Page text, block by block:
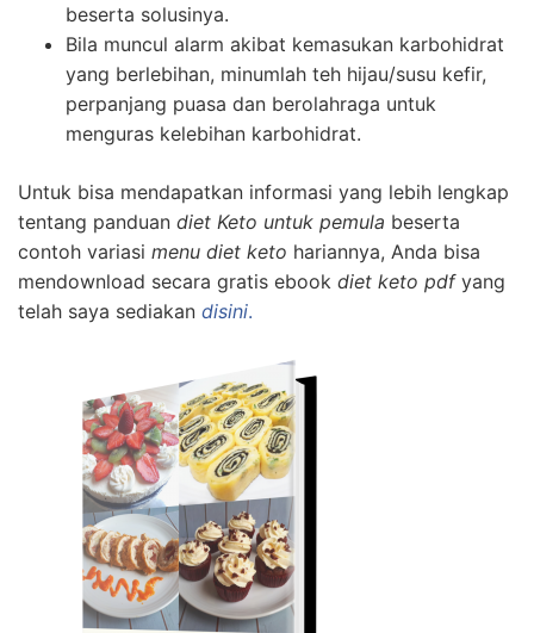
beserta solusinya.
Bila muncul alarm akibat kemasukan karbohidrat
yang berlebihan, minumlah teh hijau/susu kefir,
perpanjang puasa dan berolahraga untuk
menguras kelebihan karbohidrat.
Untuk bisa mendapatkan informasi yang lebih lengkap
tentang panduan diet Keto untuk pemula beserta
contoh variasi menu diet keto hariannya, Anda bisa
mendownload secara gratis ebook diet keto pdfyang
telah saya sediakan disini.